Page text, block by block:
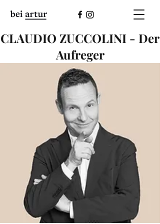
CLAUDIO ZUCCOLINI - Der
Aufreger